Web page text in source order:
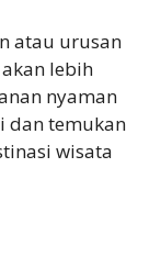
atau urusan
akan lebih
nyaman
dan temukan
wisata